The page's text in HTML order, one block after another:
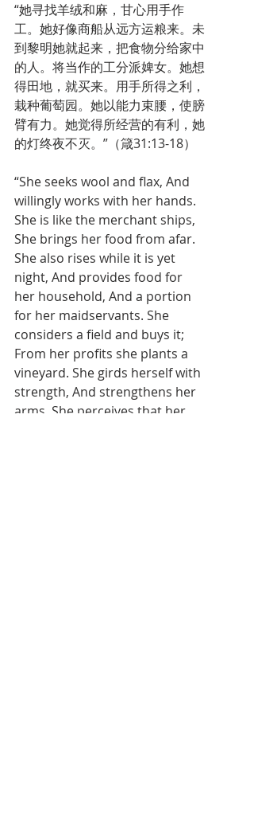
“她寻找羊绒和麻，甘心用手作
工。她好像商船从远方运粮来。未
到黎明她就起来，把食物分给家中
的人。将当作的工分派婢女。她想
得田地，就买来。用手所得之利，
栽种葡萄园。她以能力束腰，使膀
臂有力。她觉得所经营的有利，她
的灯终夜不灭。”（箴31:13-18）
“She seeks wool and flax, And
willingly works with her hands.
She is like the merchant ships,
She brings her food from afar.
She also rises while it is yet
night, And provides food for
her household, And a portion
for her maidservants. She
considers a field and buys it;
From her profits she plants a
vineyard. She girds herself with
strength, And strengthens her
arms. She perceives that her